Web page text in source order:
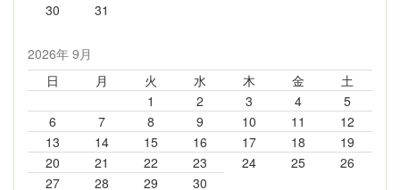
30
31
2026年 9月
日
月 火 水 木 金
土
1
2 3 4
5
6
7 8 9 10 11
12
13
14 15 16 17 18
19
20
21 22 23 24 25
26
27
28 29 30